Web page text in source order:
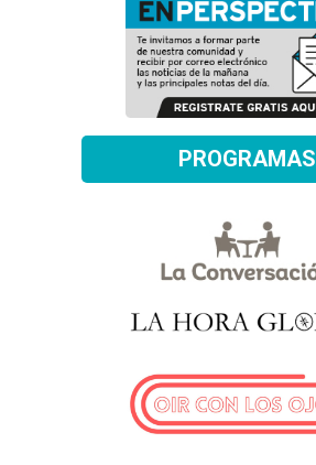
PROGRAMAS